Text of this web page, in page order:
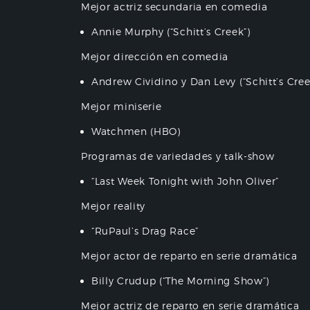
Mejor actriz secundaria en comedia
Annie Murphy (“Schitt’s Creek”)
Mejor dirección en comedia
Andrew Cividino y Dan Levy (“Schitt’s
Mejor miniserie
Watchmen (HBO)
Programas de variedades y talk-show
“Last Week Tonight with John Oliver”
Mejor reality
“RuPaul’s Drag Race”
Mejor actor de reparto en serie dramática
Billy Crudup (“The Morning Show”)
Mejor actriz de reparto en serie dramática